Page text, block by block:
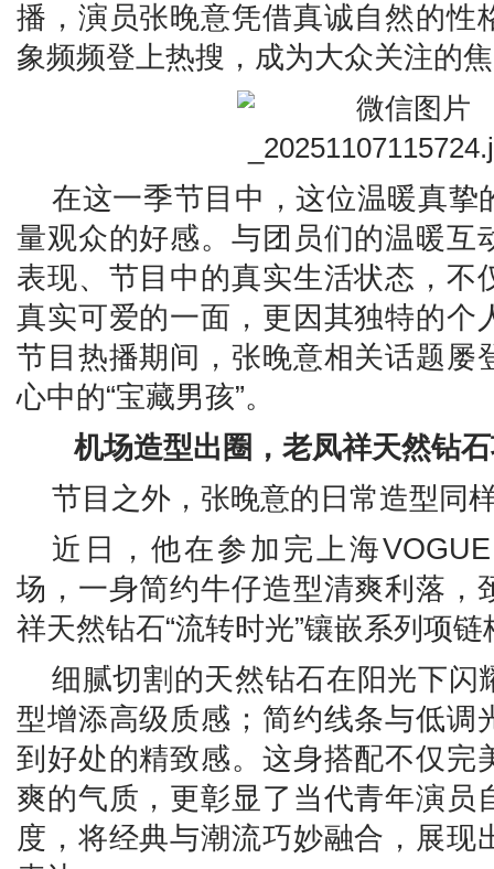
播，演员张晚意凭借真诚自然的性
象频频登上热搜，成为大众关注的
在这一季节目中，这位温暖真挚
量观众的好感。与团员们的温暖互
表现、节目中的真实生活状态，不
真实可爱的一面，更因其独特的个
节目热播期间，张晚意相关话题屡
心中的“宝藏男孩”。
机场造型出圈 ，老凤祥天然钻
节目之外，张晚意的日常造型同
近日，他在参加完上海
场，一身简约牛仔造型清爽利落，
祥天然钻石“流转时光”镶嵌系列项
细腻切割的天然钻石在阳光下闪
型增添高级质感；简约线条与低调
到好处的精致感。这身搭配不仅完
爽的气质，更彰显了当代青年演员
度，将经典与潮流巧妙融合，展现